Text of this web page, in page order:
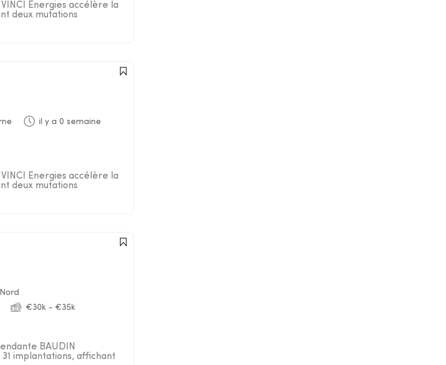
Energies accélère la
deux mutations
il y a 0 semaine
Energies accélère la
deux mutations
€30k - €35k
BAUDIN
implantations, affichant